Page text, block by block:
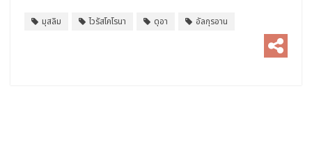
มุสลิม ไวรัสโคโรนา ดุอา อัลกุรอาน